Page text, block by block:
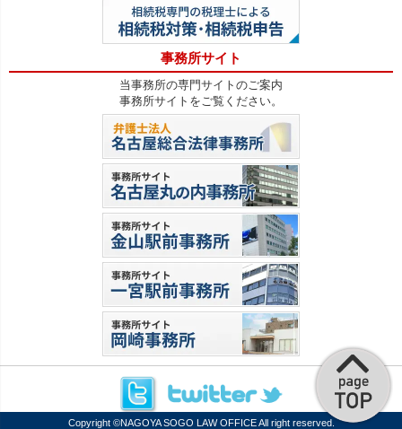
事務所サイト
当事務所の専門サイトのご案内
事務所サイトをご覧ください。
Copyright ©NAGOYA SOGO LAW OFFICEAll right reserved.